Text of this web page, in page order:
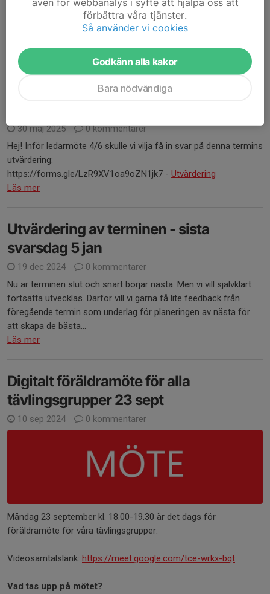
endast har...
Läs mer
30 maj 2025
0 kommentarer
Hej! Inför ledarmöte 4/6 skulle vi vilja få in svar på denna termins
utvärdering:
https://forms.gle/LzR9XV1oa9oZN1jk7 - Utvärdering
Läs mer
Utvärdering av terminen - sista
svarsdag 5 jan
19 dec 2024
0 kommentarer
Nu är terminen slut och snart börjar nästa. Men vi vill självklart
fortsätta utvecklas. Därför vill vi gärna få lite feedback från
föregående termin som underlag för planeringen av nästa för
att skapa de bästa...
Läs mer
Digitalt föräldramöte för alla
tävlingsgrupper 23 sept
10 sep 2024 0 kommentarer
Måndag 23 september kl. 18.00-19.30 är det dags för
föräldramöte för våra tävlingsgrupper.
Videosamtalslänk: https://meet.google.com/tce-wrkx-bqt
Vad tas upp på mötet?
förbättra våra tjänster.
Så använder vi cookies
Godkänn alla kakor
Bara nödvändiga